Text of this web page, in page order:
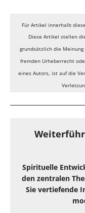
Für Artikel innerhalb
Diese Artikel stellen
grundsätzlich die
fremden Urheberrecht
eines Autors, ist auf die
Spirituelle
den zentralen
Sie vertiefende